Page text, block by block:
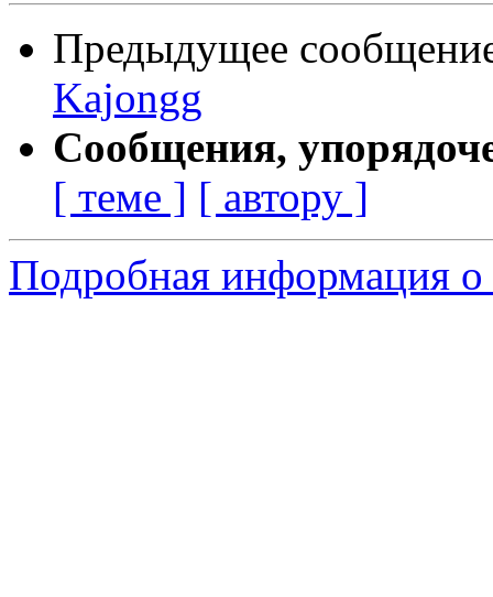
Предыдущее
Kajongg
Сообщения,
[ теме ] [ автору ]
Подробная информация о